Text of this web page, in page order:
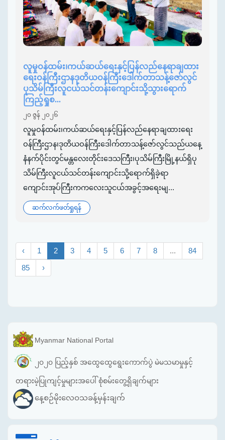
လူမှုဝန်ထမ်း၊ကယ်ဆယ်ရေးနှင့်ပြန်လည်နေရာချထား
ရေးဝန်ကြီးဌာနဒုတိယဝန်ကြီးဒေါက်တာသန့်ဇော်လွင်
ပုသိမ်ကြီးလူငယ်သင်တန်းကျောင်းသို့သွားရောက်
ကြည့်ရှုစ...
၂၀ ဇွန် ၂၀၂၆
လူမှုဝန်ထမ်း၊ကယ်ဆယ်ရေးနှင့်ပြန်လည်နေရာချထားရေး
ဝန်ကြီးဌာန၊ဒုတိယဝန်ကြီးဒေါက်တာသန့်ဇော်လွင်သည်ယနေ့
နံနက်ပိုင်းတွင်မန္တလေးတိုင်းဒေသကြီး၊ပုသိမ်ကြီးမြို့နယ်ရှိပု
သိမ်ကြီးလူငယ်သင်တန်းကျောင်းသို့ရောက်ရှိခဲ့ရာ
ကျောင်းအုပ်ကြီးကကလေးသူငယ်အခွင့်အရေးမျ...
ဆက်လက်ဖတ်ရှုရန်
‹ 1 2 3 4 5 6 7 8 ... 84
85 ›
Myanmar National Portal
၂၀၂၀ ပြည့်နှစ် အထွေထွေရွေးကောက်ပွဲ မဲမသမာမှုနှင့်
တရားမဲ့ပြုကျင့်မှုများအပေါ် စုံစမ်းတွေ့ရှိချက်များ
နေ့စဉ်မိုးလေဝသခန့်မှန်းချက်